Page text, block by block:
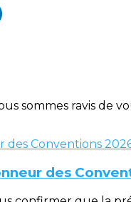
sommes ravis de
des